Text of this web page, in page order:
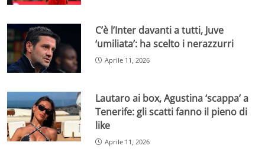
C’è l’Inter davanti a tutti, Juve
‘umiliata’: ha scelto i nerazzurri
Aprile 11, 2026
Lautaro ai box, Agustina ‘scappa’ a
Tenerife: gli scatti fanno il pieno di
like
Aprile 11, 2026